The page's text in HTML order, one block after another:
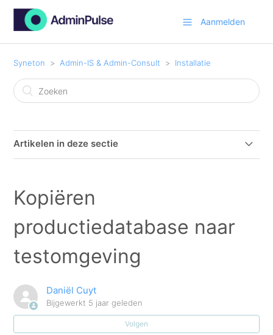
Aanmelden
Syneton Admin-IS & Admin-Consult Installatie
Artikelen in deze sectie
Systeemvereisten Admin-Consult/Admin-IS
Beschrijving van de automatische update
Gebruik van Admin-IS/Admin-Consult via VPN
Kopiëren
productiedatabase naar
testomgeving
Daniël Cuyt
Bijgewerkt 5 jaar geleden
Volgen